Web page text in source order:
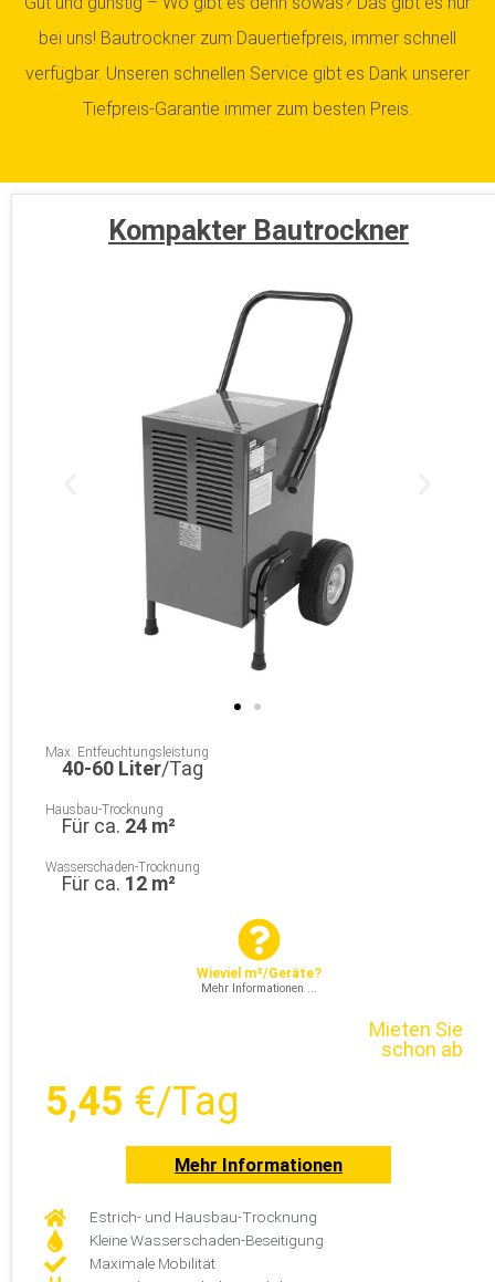
bei uns! Bautrockner zum Dauertiefpreis, immer schnell
verfügbar. Unseren schnellen Service gibt es Dank unserer
Tiefpreis-Garantie immer zum besten Preis.
Kompakter Bautrockner
Max. Entfeuchtungsleistung
40-60 Liter/Tag
Hausbau-Trocknung
Für ca. 24 m²
Wasserschaden-Trocknung
Für ca. 12 m²
Wieviel m²/Geräte?
Mehr Informationen ...
Mieten Sie
schon ab
5,45 €/Tag
Mehr Informationen
Estrich- und Hausbau-Trocknung
Kleine Wasserschaden-Beseitigung
Maximale Mobilität